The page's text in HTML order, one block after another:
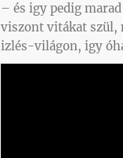
– és igy pedig
viszont vitákat szül,
izlés-világon, igy